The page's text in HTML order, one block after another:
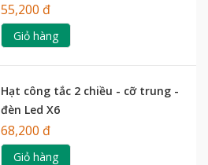
55,200 đ
Giỏ hàng
Hạt công tắc 2 chiều - cỡ trung -
đèn Led X6
68,200 đ
Giỏ hàng